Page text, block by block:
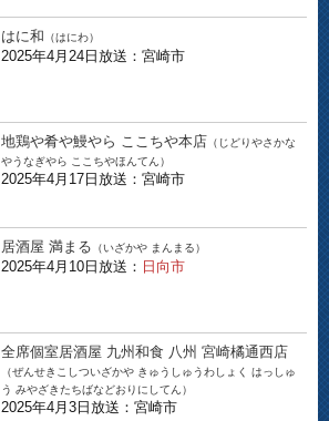
はに和 （はにわ）
2025年4月24日放送：宮崎市
地鶏や肴や鰻やら ここちや本店 （じどりやさかな
やうなぎやら ここちやほんてん）
2025年4月17日放送：宮崎市
居酒屋 満まる （いざかや まんまる）
2025年4月10日放送： 日向市
全席個室居酒屋 九州和食 八州 宮崎橘通西店
（ぜんせきこしついざかや きゅうしゅうわしょく はっしゅ
う みやざきたちばなどおりにしてん）
2025年4月3日放送：宮崎市